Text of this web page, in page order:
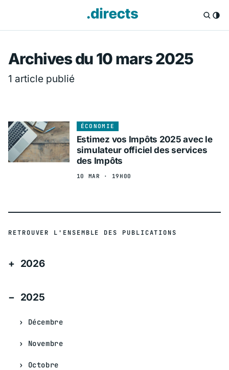
Directs.fr —
Archives du 10 mars 2025
1 article publié
ÉCONOMIE
Estimez vos Impôts 2025 avec le
simulateur officiel des services
des Impôts
10 MAR · 19H00
RETROUVER L'ENSEMBLE DES PUBLICATIONS
2026
2025
Décembre
Novembre
Octobre